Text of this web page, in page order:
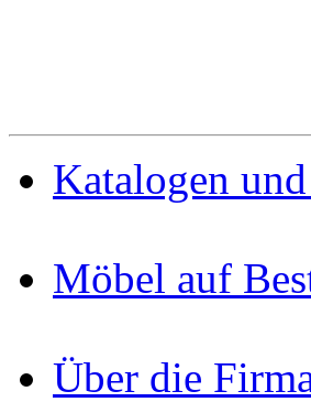
Katalogen
Möbel auf
Über die